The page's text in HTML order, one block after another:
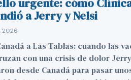
a Jerry y Nelsi
2026
a Las Tablas: cuando las
con una crisis de dolor
desde Canadá para pasar